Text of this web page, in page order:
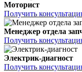
Моторист
Получить
Менеджер отдела
Получить
Электрик-диагност
Получить